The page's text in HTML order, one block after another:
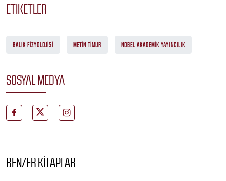
ETIKETLER
BALIK FIZYOLOJISI METIN TIMUR NOBEL AKADEMIK YAYINCILIK
SOSYAL MEDYA
BENZER KITAPLAR